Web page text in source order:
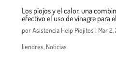
Los piojos y el calor, una
efectivo el uso de vinagre para
porAsistencia Help Piojitos | Mar 2,
liendres, Noticias